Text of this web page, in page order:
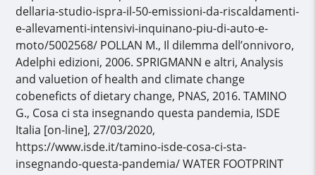
dellaria-studio-ispra-il-50-emissioni-da-riscaldamenti-
e-allevamenti-intensivi-inquinano-piu-di-auto-e-
moto/5002568/ POLLAN M., Il dilemma dell’onnivoro,
Adelphi edizioni, 2006. SPRIGMANN e altri, Analysis
and valuetion of health and climate change
cobeneficts of dietary change, PNAS, 2016. TAMINO
G., Cosa ci sta insegnando questa pandemia, ISDE
Italia [on-line], 27/03/2020,
https://www.isde.it/tamino-isde-cosa-ci-sta-
insegnando-questa-pandemia/ WATER FOOTPRINT